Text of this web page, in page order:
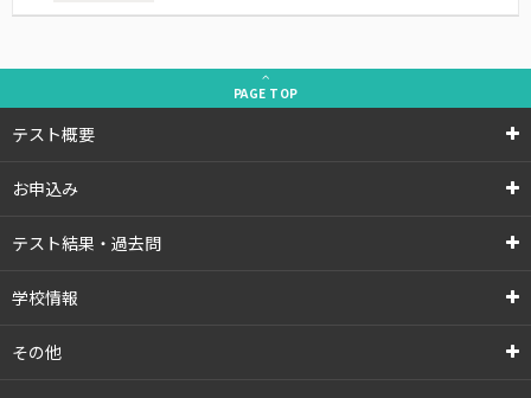
PAGE TOP
テスト概要
お申込み
テスト結果・過去問
学校情報
その他